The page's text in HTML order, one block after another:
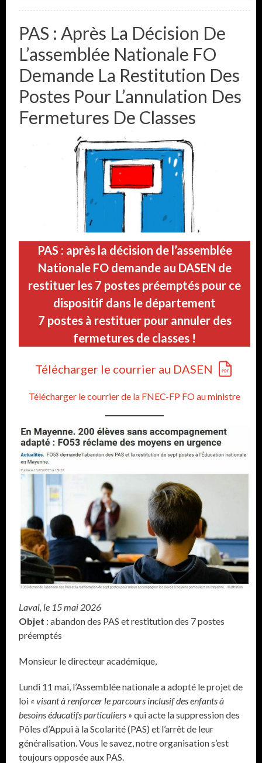
PAS : Après La Décision De
L’assemblée Nationale FO
Demande La Restitution Des
Postes Pour L’annulation Des
Fermetures De Classes
PAS : après la décision de l’assemblée
Nationale FO demande au DASEN de
restituer les 7 postes préemptés pour ce
dispositif dans le département
7 postes à restituer pour annuler des
fermetures de classes !
Télécharger le courrier au DASEN
Télécharger le courrier de la FNEC-FP FO au ministre
Laval, le 15 mai 2026
Objet : abandon des PAS et restitution des 7 postes
préemptés
Monsieur le directeur académique,
Lundi 11 mai, l’Assemblée nationale a adopté le projet de
loi « visant à renforcer le parcours inclusif des enfants à
besoins éducatifs particuliers » qui acte la suppression des
Pôles d’Appui à la Scolarité (PAS) et l’arrêt de leur
généralisation. Vous le savez, notre organisation s’est
toujours opposée aux PAS.